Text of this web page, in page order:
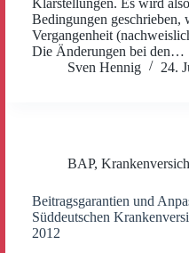
Bedingungen geschrieben,
Vergangenheit
Die Änderungen bei den…
Sven Hennig
24.
BAP,
Beitragsgarantien und
Süddeutschen
2012